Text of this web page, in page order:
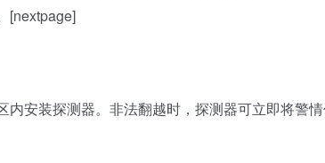
[nextpage]
安装探测器。非法翻越时，探测器可立即将警